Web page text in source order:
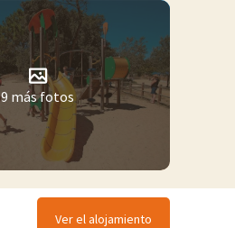
9 más fotos
Ver el alojamiento